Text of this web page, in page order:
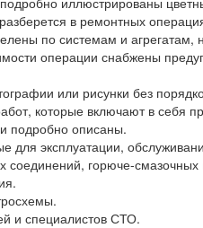
в ремонтных
по системам и агрегатам,
операции снабжены
или рисунки без
которые включают в себя
подробно описаны.
для эксплуатации,
соединений, горюче-
и специалистов СТО.